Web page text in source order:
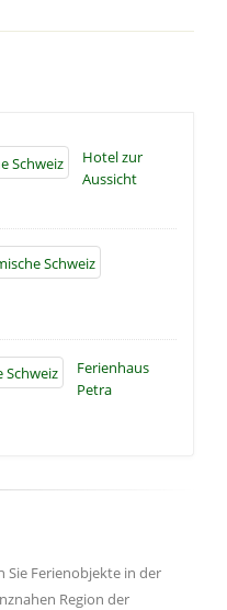
Hotel zur
Aussicht
Ferienhaus
Petra
Ferienobjekte in der
Region der